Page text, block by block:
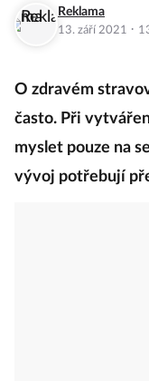
Reklama
13. září 2021 ·
O zdravém
často. Při
myslet pouze na
vývoj potřebují